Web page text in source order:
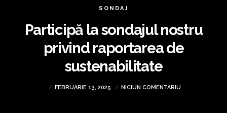
SONDAJ
Participă la sondajul nostru
privind raportarea de
sustenabilitate
FEBRUARIE 13, 2025 NICIUN COMENTARIU